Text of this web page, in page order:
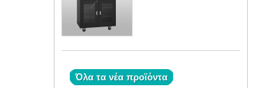
Όλα τα νέα προϊόντα